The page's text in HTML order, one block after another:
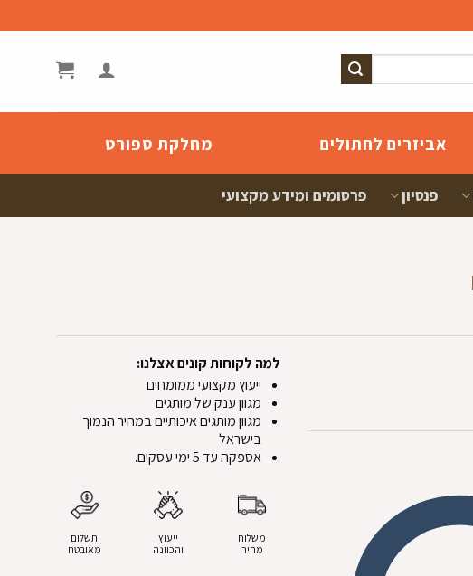
אביזרים לחתולים מחלקת ספורט
פנסיון פרסומים ומידע מקצועי
למה לקוחות קונים אצלנו:
ייעוץ מקצועי ממומחים
מגוון ענק של מותגים
מגוון מותגים איכותיים במחיר הנמוך
בישראל
אספקה עד 5 ימי עסקים.
משלוח
מהיר
ייעוץ
והכוונה
תשלום
מאובטח